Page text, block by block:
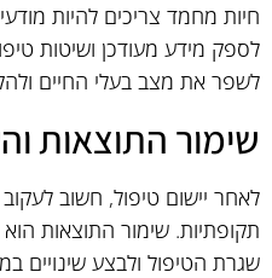
חיות מחמד צריכים להיות
לספק מידע מעודכן ושיטות
לשפר את מצב בעלי החיים
שימור התוצאות
לאחר יישום טיפול, חשוב
תקופתיות. שימור התוצאות
שגרת הטיפול ולבצע שינויים